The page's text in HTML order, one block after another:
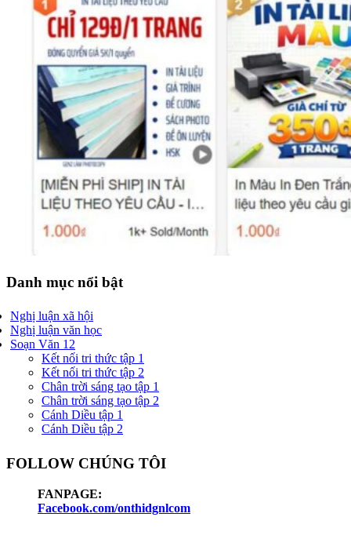
Danh mục nổi bật
Nghị luận xã hội
Nghị luận văn học
Soạn Văn 12
Kết nối tri thức tập 1
Kết nối tri thức tập 2
Chân trời sáng tạo tập 1
Chân trời sáng tạo tập 2
Cánh Diều tập 1
Cánh Diều tập 2
FOLLOW CHÚNG TÔI
FANPAGE:
Facebook.com/onthidgnlcom